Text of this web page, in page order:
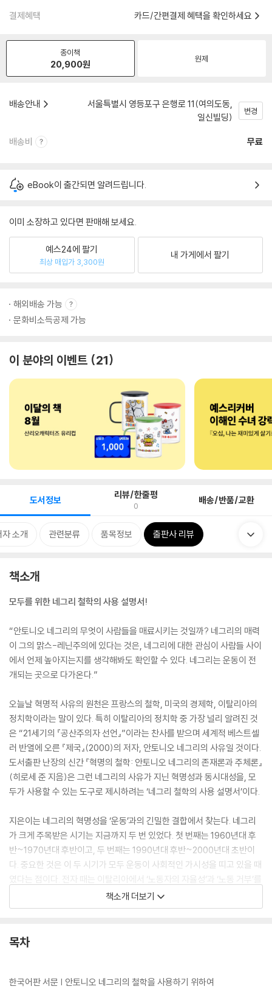
결제혜택 카드/간편결제 혜택을 확인하세요
종이책
20,900원 원제
배송안내
서울특별시 영등포구 은행로 11(여의도동,
일신빌딩)
변경
배송비 무료
eBook이 출간되면 알려드립니다.
이미 소장하고 있다면 판매해 보세요.
예스24에 팔기
최상 매입가 3,300원
내 가게에서 팔기
해외배송 가능
문화비소득공제 가능
이 분야의 이벤트 21
도서정보 리뷰/한줄평
0 배송/반품/교환
자 소개 관련분류 품목정보 출판사 리뷰
책소개
모두를 위한 네그리 철학의 사용 설명서!
“안토니오 네그리의 무엇이 사람들을 매료시키는 것일까? 네그리의 매력
이 그의 맑스-레닌주의에 있다는 것은, 네그리에 대한 관심이 사람들 사이
에서 언제 높아지는지를 생각해봐도 확인할 수 있다. 네그리는 운동이 전
개되는 곳으로 다가온다.”
오늘날 혁명적 사유의 원천은 프랑스의 철학, 미국의 경제학, 이탈리아의
정치학이라는 말이 있다. 특히 이탈리아의 정치학 중 가장 널리 알려진 것
은 “21세기의 『공산주의자 선언』”이라는 찬사를 받으며 세계적 베스트셀
러 반열에 오른 『제국』(2000)의 저자, 안토니오 네그리의 사유일 것이다.
도서출판 난장의 신간 『혁명의 철학: 안토니오 네그리의 존재론과 주체론』
(히로세 준 지음)은 그런 네그리의 사유가 지닌 혁명성과 동시대성을, 모
두가 사용할 수 있는 도구로 제시하려는 ‘네그리 철학의 사용 설명서’이다.
지은이는 네그리의 혁명성을 ‘운동’과의 긴밀한 결합에서 찾는다. 네그리
가 크게 주목받은 시기는 지금까지 두 번 있었다. 첫 번째는 1960년대 후
반~1970년대 후반이고, 두 번째는 1990년대 후반~2000년대 초반이
다. 중요한 것은 이 두 시기가 모두 운동이 사회적인 가시성을 띠고 있을 때
였다는 점이다. 전자 때는 이탈리아에서 ‘노동자의 자율성’과 ‘노동 거부’를
내건 운동이 전개됐고, 후자 때는 전 지구적 규모에서 ‘대안지구화’를 내건
‘운동들의 운동’이 전개됐다. 운동이 이처럼 사회의 전면에 나올 때, 발생
로 여기에 네그리의 혁명성이 존재한다.
성 역시 존재한다고 말할 수 있다. 작년 말, ‘제국’ 3부작 이후 한동안 침묵
책소개 더보기
목차
한국어판 서문 | 안토니오 네그리의 철학을 사용하기 위하여